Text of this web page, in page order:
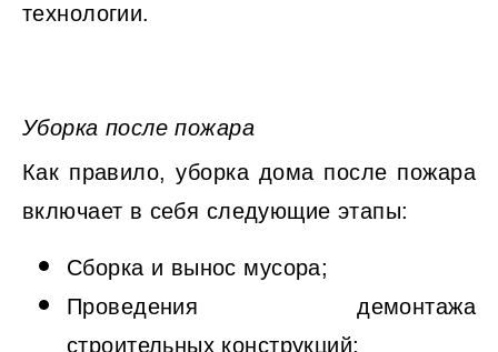
технологии.
Уборка после пожара
Как правило, уборка дома после пожара
включает в себя следующие этапы:
Сборка и вынос мусора;
Проведения демонтажа
строительных конструкций;